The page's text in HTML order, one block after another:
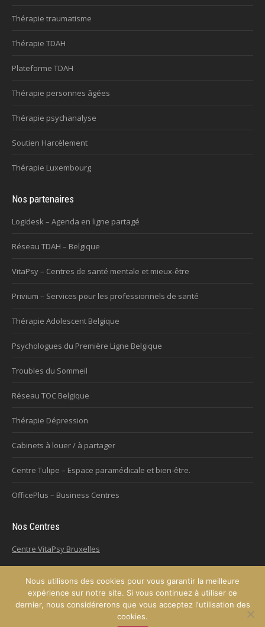
Thérapie traumatisme
Thérapie TDAH
Plateforme TDAH
Thérapie personnes âgées
Thérapie psychanalyse
Soutien Harcèlement
Thérapie Luxembourg
Nos partenaires
Logidesk – Agenda en ligne partagé
Réseau TDAH – Belgique
VitaPsy – Centres de santé mentale et mieux-être
Privium – Services pour les professionnels de santé
Thérapie Adolescent Belgique
Psychologues du Première Ligne Belgique
Troubles du Sommeil
Réseau TOC Belgique
Thérapie Dépression
Cabinets à louer / à partager
Centre Tulipe – Espace paramédicale et bien-être.
OfficePlus – Business Centres
Nos Centres
Centre VitaPsy Bruxelles
Copyright © 2026
Plateforme de l'Hypnose de la province de Hainaut.
Tous droits réservés.
Nous utilisons des cookies pour vous garantir la meilleure
expérience sur notre site. Si vous continuez à utiliser ce
dernier, nous considérerons que vous acceptez l'utilisation des
cookies.